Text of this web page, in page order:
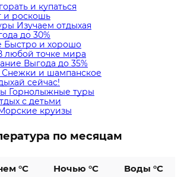
и купаться
и роскошь
Изучаем отдыхая
до 30%
Быстро и хорошо
любой точке мира
Выгода до 35%
Снежки и шампанское
сейчас!
Горнолыжные туры
с детьми
круизы
по месяцам
°C Ночью °C Воды °C